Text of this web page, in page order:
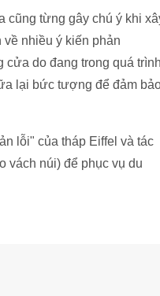
cũng từng gây chú ý khi
nhiều ý kiến phản
cửa do đang trong quá trình
lại bức tượng để đảm
lỗi" của tháp Eiffel và tác
vách núi) để phục vụ du